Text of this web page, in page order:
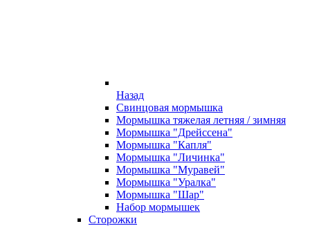
Назад
Свинцовая мормышка
Мормышка тяжелая летняя / зимняя
Мормышка "Дрейссена"
Мормышка "Капля"
Мормышка "Личинка"
Мормышка "Муравей"
Мормышка "Уралка"
Мормышка "Шар"
Набор мормышек
Сторожки